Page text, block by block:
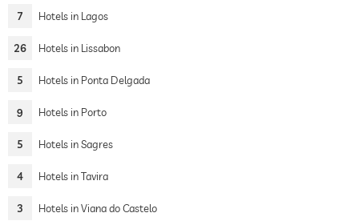
7 Hotels in Lagos
26 Hotels in Lissabon
5 Hotels in Ponta Delgada
9 Hotels in Porto
5 Hotels in Sagres
4 Hotels in Tavira
3 Hotels in Viana do Castelo